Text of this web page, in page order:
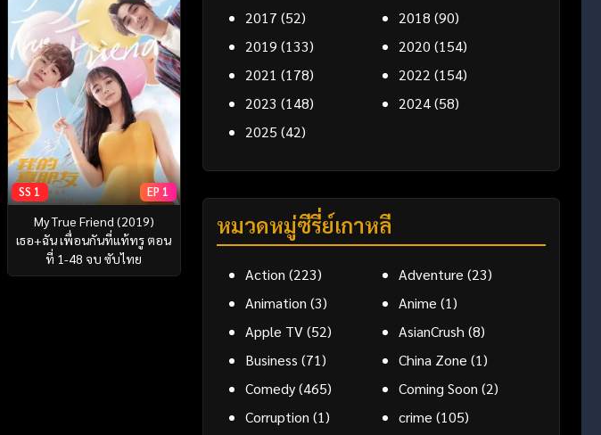
SS 1 EP 1
My True Friend (2019)
เธอ+ฉัน เพื่อนกันที่แท้ทรู ตอน
ที่ 1-48 จบ ซับไทย
2017 (52) 2018 (90)
2019 (133) 2020 (154)
2021 (178) 2022 (154)
2023 (148) 2024(58)
2025 (42)
หมวดหมู่ซีรี่ย์เกาหลี
Action (223) Adventure (23)
Animation (3) Anime (1)
Apple TV(52) AsianCrush (8)
Business (71) China Zone (1)
Comedy(465) Coming Soon (2)
Corruption (1) crime (105)